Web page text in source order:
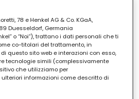
in carico.
Anche se alcune coppie
che "ci diciamo tutto", va più
del tutto l'esempio. Stabilire
produttivo e salutare per
vi sentiate a vostro agio nella
78 e Henkel AG & Co. KGaA,
Duesseldorf, Germania
o “Noi”), trattano i dati personali che ti
co-titolari del trattamento, in
questo sito web e interazioni con esso,
tecnologie simili (complessivamente
che utilizziamo per
informazioni come descritto di